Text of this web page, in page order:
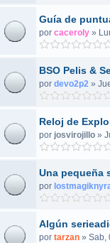
Guía de
por caceroly»
BSO Pelis &
por devo2p2»
Reloj de
por josvirojillo»
Una pequeña
por
Algún
por tarzan» Sab,